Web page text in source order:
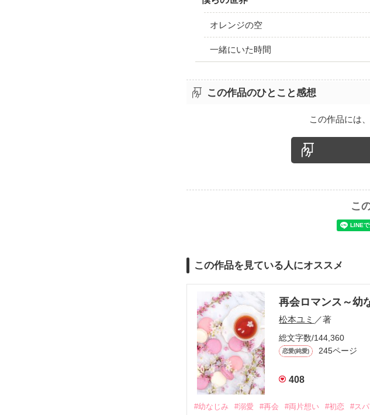
オレンジの空
一緒にいた時間
この作品のひとこと感想
この作品には
こ
この作品を見ている人にオススメ
再会ロマンス～幼
松本ユミ ／著
総文字数/144,360
恋愛(純愛) 245ページ
408
#幼なじみ #溺愛 #再会 #両片想い #初恋 #ス